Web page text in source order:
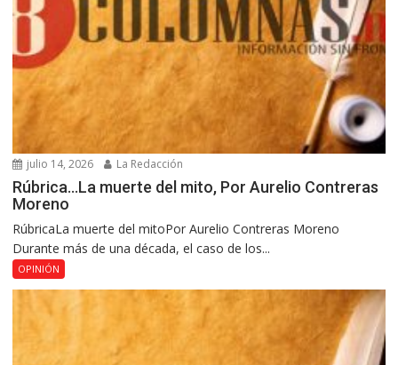
julio 14, 2026 La Redacción
Rúbrica…La muerte del mito, Por Aurelio Contreras
Moreno
RúbricaLa muerte del mitoPor Aurelio Contreras Moreno
Durante más de una década, el caso de los...
OPINIÓN